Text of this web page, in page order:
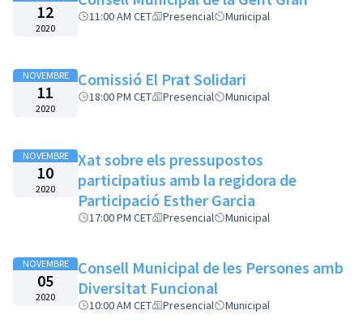
12
2020
11:00 AM CET Presencial Municipal
NOVEMBRE
11
2020
Comissió El Prat Solidari
18:00 PM CET Presencial Municipal
NOVEMBRE
10
2020
Xat sobre els pressupostos
participatius amb la regidora de
Participació Esther Garcia
17:00 PM CET Presencial Municipal
NOVEMBRE
05
2020
Consell Municipal de les Persones amb
Diversitat Funcional
10:00 AM CET Presencial Municipal